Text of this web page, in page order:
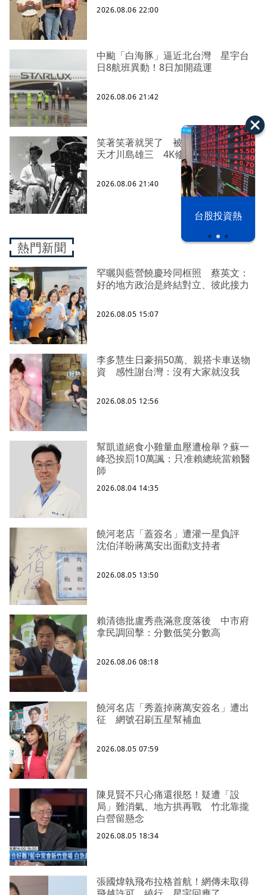
台股投資熱
2026.08.06 22:00
中颱「白海豚」逼近北台灣 星宇台
日8航班異動！8日加開疏運
2026.08.06 21:42
笑著笑著就哭了 被遺忘的日本喜劇
天才川島雄三 4K修復重返大銀幕
2026.08.06 21:40
熱門新聞
罕曬與藍營饒慶玲同框照 蔡英文：
好的地方政治是終結對立、彼此接力
2026.08.05 15:07
李多慧生日豪捐50萬、親搭卡車送物
資 感性謝台灣：沒有大家就沒我
2026.08.05 12:56
幫凱道絕食小雞量血壓遭檢舉？蘇一
峰恐挨罰10萬諷：只准賴總統當賴醫
師
2026.08.04 14:35
饒河老店「蓋簽名」遭灌一星負評
沈伯洋盼蔣萬安出面勸支持者
2026.08.05 13:50
賴清德批盧秀燕滿意度落後 中市府
拿民調回擊：分數低笑分數高
2026.08.06 08:18
饒河名店「秀蓋掉蔣萬安簽名」遭出
征 網號召刷五星幫補血
2026.08.05 07:59
陳見賢不只心痛還很怒！疑遭「設
局」難消氣、地方拱再戰 竹北靠攏
白營留懸念
2026.08.05 18:34
張國煒執飛布拉格首航！網傳未取得